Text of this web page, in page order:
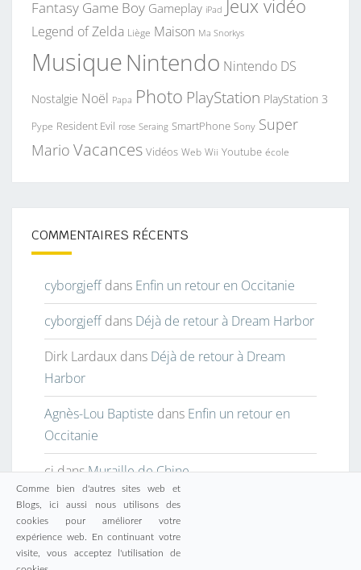
Fantasy Game Boy Gameplay iPad Jeux vidéo
Legend of Zelda Liège Maison Ma Snorkys
MusiqueNintendo Nintendo DS
Nostalgie Noël Papa Photo PlayStation PlayStation 3
Pype Resident Evil rose Seraing SmartPhone Sony Super
Mario Vacances Vidéos Web Wii Youtube école
COMMENTAIRES RÉCENTS
cyborgjeffdans Enfin un retour en Occitanie
cyborgjeffdans Déjà de retour à Dream Harbor
Dirk Lardaux dans Déjà de retour à Dream
Harbor
Agnès-Lou Baptiste dans Enfin un retour en
Occitanie
cjdansMuraille de Chine
© 2026 Fièrement propulsé par
Comme bien d'autres sites web et
Blogs, ici aussi nous utilisons des
cookies pour améliorer votre
expérience web. En continuant votre
visite, vous acceptez l'utilisation de